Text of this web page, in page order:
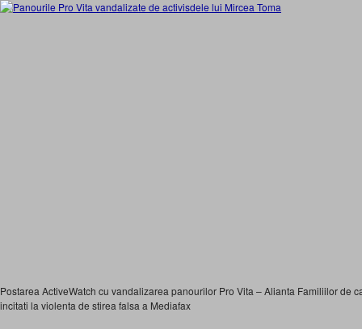
Postarea ActiveWatch cu vandalizarea panourilor Pro Vita – Alianta Familiilor de
incitati la violenta de stirea falsa a Mediafax